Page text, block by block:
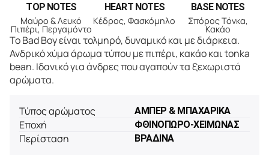
TOP NOTES
Μαύρο & Λευκό
Πιπέρι, Περγαμόντο
HEART NOTES
Κέδρος, Φασκόμηλο
BASE NOTES
Σπόρος Τόνκα,
Κακάο
Το Bad Boy είναι τολμηρό, δυναμικό και με διάρκεια.
Ανδρικό χύμα άρωμα τύπου με πιπέρι, κακάο και tonka
bean. Ιδανικό για άνδρες που αγαπούν τα ξεχωριστά
αρώματα.
Τύπος αρώματος ΑΜΠΕΡ & ΜΠΑΧΑΡΙΚΑ
Εποχή ΦΘΙΝΟΠΩΡΟ-ΧΕΙΜΩΝΑΣ
Περίσταση ΒΡΑΔΙΝΑ